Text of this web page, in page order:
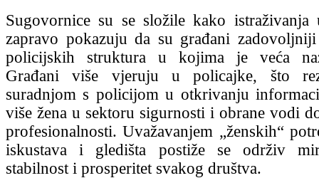
Sugovornice su se složile kako istraživanja
zapravo pokazuju da su građani
policijskih struktura u kojima je veća
Građani više vjeruju u policajke, što
suradnjom s policijom u otkrivanju
više žena u sektoru sigurnosti i obrane vodi
profesionalnosti. Uvažavanjem „ženskih“
iskustava i gledišta postiže se održiv
stabilnost i prosperitet svakog društva.